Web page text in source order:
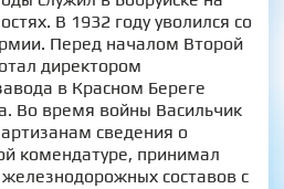
В 1932 году уволился со
Перед началом Второй
директором
в Красном Береге
Во время войны Васильчик
сведения о
комендатуре, принимал
составов с